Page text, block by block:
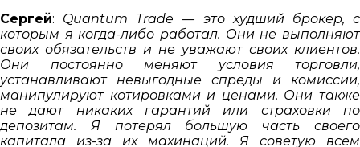
Сергей: Quantum Trade — это худший брокер, с
которым я когда-либо работал. Они не выполняют
своих обязательств и не уважают своих клиентов.
Они постоянно меняют условия торговли,
устанавливают невыгодные спреды и комиссии,
манипулируют котировками и ценами. Они также
не дают никаких гарантий или страховки по
депозитам. Я потерял большую часть своего
капитала из-за их махинаций. Я советую всем